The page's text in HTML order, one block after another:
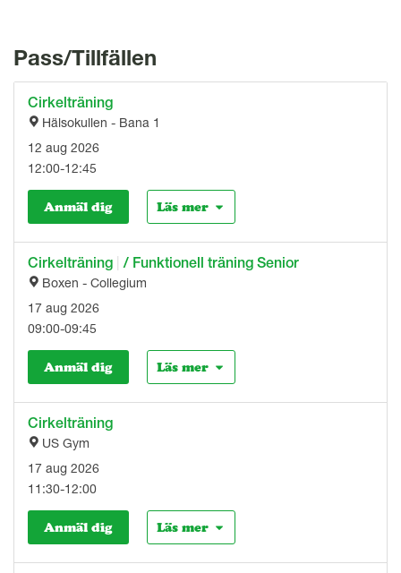
Pass/Tillfällen
Cirkelträning
Hälsokullen - Bana 1
12 aug 2026
12:00-12:45
Anmäl dig Läs mer
Cirkelträning / Funktionell träning Senior
Boxen - Collegium
17 aug 2026
09:00-09:45
Anmäl dig Läs mer
Cirkelträning
US Gym
17 aug 2026
11:30-12:00
Anmäl dig Läs mer